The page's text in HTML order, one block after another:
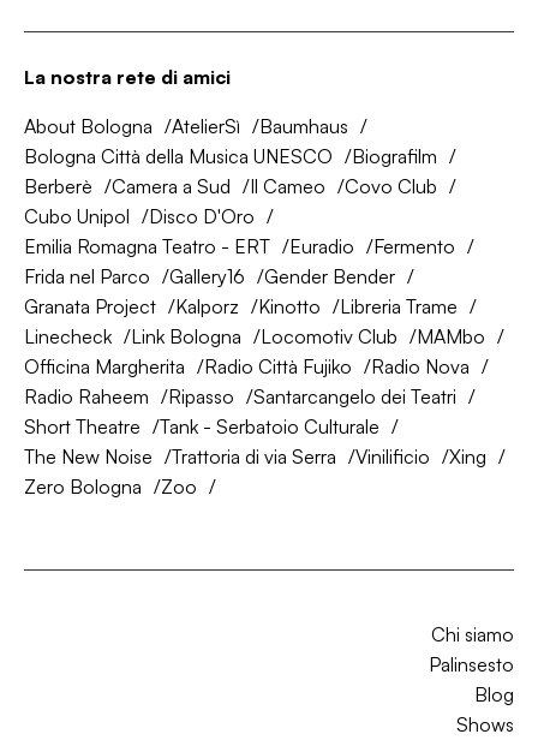
La nostra rete di amici
About Bologna AtelierSì
Baumhaus
Bologna Città della Musica UNESCO
Biografilm
Berberè
Camera a Sud Il Cameo
Covo Club
Cubo Unipol
Disco D'Oro
Emilia Romagna Teatro - ERT
Euradio
Fermento
Frida nel Parco
Gallery16
Gender Bender
Granata Project
Kalporz Kinotto
Libreria Trame
Linecheck
Link Bologna Locomotiv Club
MAMbo
Officina Margherita
Radio Città Fujiko
Radio Nova
Radio Raheem
Ripasso
Santarcangelo dei Teatri
Short Theatre
Tank - Serbatoio Culturale
The New Noise
Trattoria di via Serra Vinilificio
Xing
Zero Bologna
Zoo
Chi siamo
Palinsesto
Blog
Shows